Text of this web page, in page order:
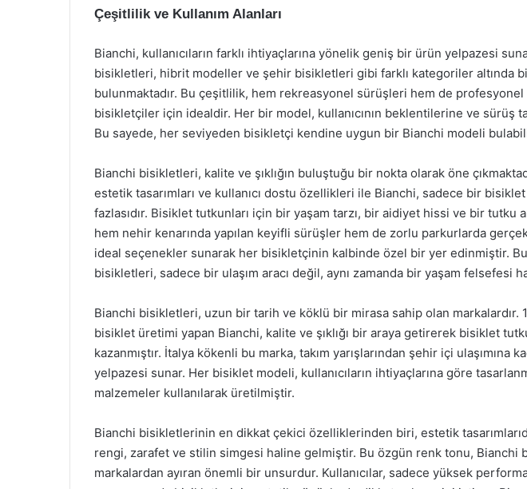
Çeşitlilik ve Kullanım Alanları
Bianchi, kullanıcıların farklı ihtiyaçlarına yönelik geniş bir ürün yelpazesi
bisikletleri, hibrit modeller ve şehir bisikletleri gibi farklı kategoriler altında
bulunmaktadır. Bu çeşitlilik, hem rekreasyonel sürüşleri hem de profesyonel
bisikletçiler için idealdir. Her bir model, kullanıcının beklentilerine ve sürüş
Bu sayede, her seviyeden bisikletçi kendine uygun bir Bianchi modeli
Bianchi bisikletleri, kalite ve şıklığın buluştuğu bir nokta olarak öne
estetik tasarımları ve kullanıcı dostu özellikleri ile Bianchi, sadece bir
fazlasıdır. Bisiklet tutkunları için bir yaşam tarzı, bir aidiyet hissi ve bir tutku
hem nehir kenarında yapılan keyifli sürüşler hem de zorlu parkurlarda
ideal seçenekler sunarak her bisikletçinin kalbinde özel bir yer edinmiştir.
bisikletleri, sadece bir ulaşım aracı değil, aynı zamanda bir yaşam felsefesi
Bianchi bisikletleri, uzun bir tarih ve köklü bir mirasa sahip olan markalardır.
bisiklet üretimi yapan Bianchi, kalite ve şıklığı bir araya getirerek bisiklet
kazanmıştır. İtalya kökenli bu marka, takım yarışlarından şehir içi ulaşımına
yelpazesi sunar. Her bisiklet modeli, kullanıcıların ihtiyaçlarına göre
malzemeler kullanılarak üretilmiştir.
Bianchi bisikletlerinin en dikkat çekici özelliklerinden biri, estetik
rengi, zarafet ve stilin simgesi haline gelmiştir. Bu özgün renk tonu, Bianchi
markalardan ayıran önemli bir unsurdur. Kullanıcılar, sadece yüksek